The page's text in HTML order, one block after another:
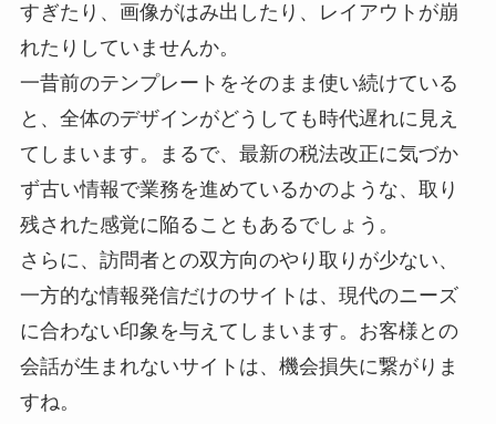
すぎたり、画像がはみ出したり、レイアウトが崩
れたりしていませんか。
一昔前のテンプレートをそのまま使い続けている
と、全体のデザインがどうしても時代遅れに見え
てしまいます。まるで、最新の税法改正に気づか
ず古い情報で業務を進めているかのような、取り
残された感覚に陥ることもあるでしょう。
さらに、訪問者との双方向のやり取りが少ない、
一方的な情報発信だけのサイトは、現代のニーズ
に合わない印象を与えてしまいます。お客様との
会話が生まれないサイトは、機会損失に繋がりま
すね。